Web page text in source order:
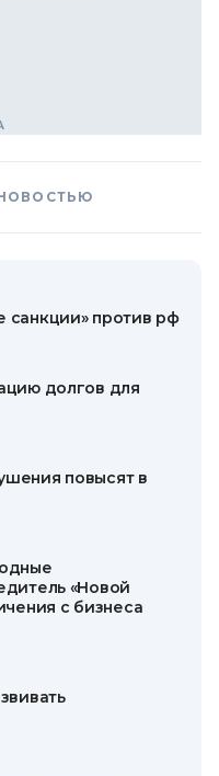
санкции» против рф
долгов для
повысят в
«Новой
с бизнеса